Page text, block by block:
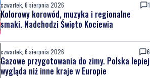
czwartek, 6 sierpnia 2026 1
Kolorowy korowód, muzyka i regionalne
smaki. Nadchodzi Święto Kociewia
czwartek, 6 sierpnia 2026 6
Gazowe przygotowania do zimy. Polska lepiej
wygląda niż inne kraje w Europie